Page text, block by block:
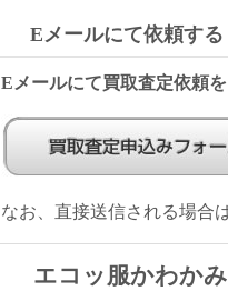
Eメールにて依頼する
Eメールにて買取査定依頼
なお、直接送信される場合は
エコッ服かわか